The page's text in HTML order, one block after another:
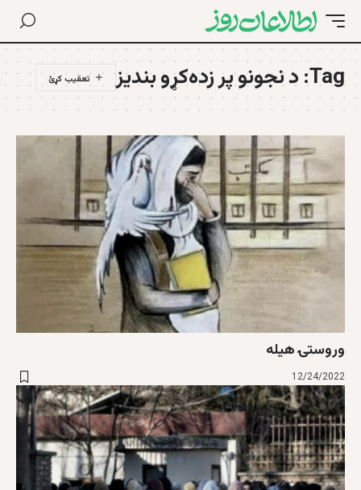
Tag: د نجونو پر زده‌کړو بندیز
وروستۍ هیله
12/24/2022